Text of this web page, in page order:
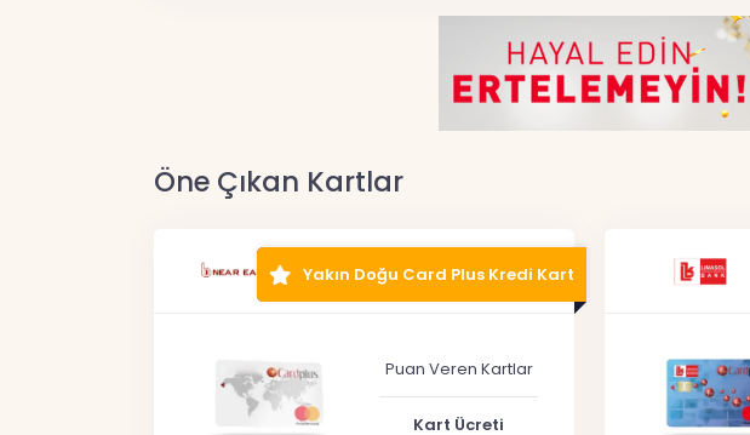
Öne Çıkan Kartlar
Yakın Doğu Card Plus Kredi Kart
Puan Veren Kartlar
Kart Ücreti